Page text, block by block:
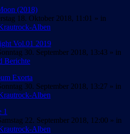
(2018)
18. Oktober 2018, 11:01 » in
Alben
Vol.01 2019
30. September 2018, 13:43 » in
Berichte
Exorta
30. September 2018, 13:27 » in
Alben
1
22. September 2018, 12:00 » in
Alben